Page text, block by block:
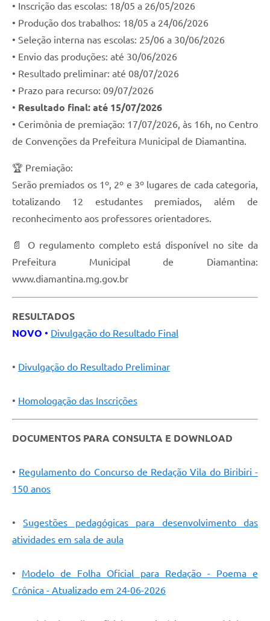
• Inscrição das escolas: 18/05 a 26/05/2026
• Produção dos trabalhos: 18/05 a 24/06/2026
• Seleção interna nas escolas: 25/06 a 30/06/2026
• Envio das produções: até 30/06/2026
• Resultado preliminar: até 08/07/2026
• Prazo para recurso: 09/07/2026
• Resultado final: até 15/07/2026
• Cerimônia de premiação: 17/07/2026, às 16h, no Centro
de Convenções da Prefeitura Municipal de Diamantina.
🏆 Premiação:
Serão premiados os 1º, 2º e 3º lugares de cada categoria,
totalizando 12 estudantes premiados, além de
reconhecimento aos professores orientadores.
📄 O regulamento completo está disponível no site da
Prefeitura Municipal de Diamantina:
www.diamantina.mg.gov.br
RESULTADOS
NOVO • Divulgação do Resultado Final
• Divulgação do Resultado Preliminar
• Homologação das Inscrições
DOCUMENTOS PARA CONSULTA E DOWNLOAD
• Regulamento do Concurso de Redação Vila do Biribiri -
150 anos
•Sugestões pedagógicas para desenvolvimento das
atividades em sala de aula
• Modelo de Folha Oficial para Redação - Poema e
Crônica - Atualizado em 24-06-2026